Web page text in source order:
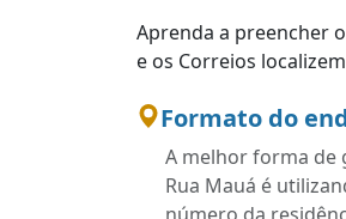
Aprenda a preencher
e os Correios
Formato do
A melhor forma de
Rua Mauá é